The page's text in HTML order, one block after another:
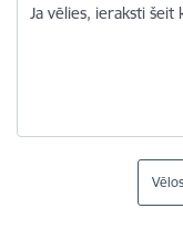
Ja vēlies, ieraksti šeit